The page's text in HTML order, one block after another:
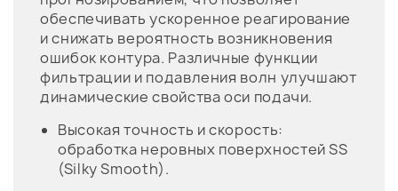
обеспечивать ускоренное реагирование
и снижать вероятность возникновения
ошибок контура. Различные функции
фильтрации и подавления волн улучшают
динамические свойства оси подачи.
Высокая точность и скорость:
обработка неровных поверхностей SS
(Silky Smooth).